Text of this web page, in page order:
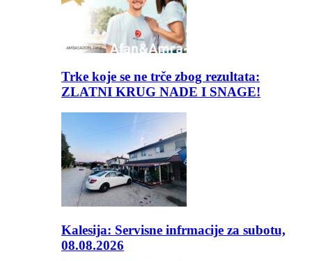
Trke koje se ne trče zbog rezultata:
ZLATNI KRUG NADE I SNAGE!
Kalesija: Servisne infrmacije za subotu,
08.08.2026